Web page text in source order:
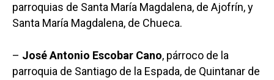
parroquias de Santa María Magdalena, de Ajofrín, y
Santa María Magdalena, de Chueca.
– José Antonio Escobar Cano, párroco de la
parroquia de Santiago de la Espada, de Quintanar de